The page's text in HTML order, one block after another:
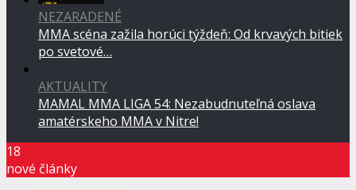
NEZARADENÉ
MMA scéna zažila horúci týždeň: Od krvavých bitiek
po svetové…
AKTUALITY
MAMAL MMA LIGA 54: Nezabudnuteľná oslava
amatérskeho MMA v Nitre!
18
nové články